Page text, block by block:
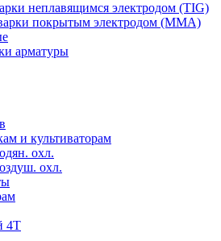
неплавящимся электродом (TIG)
покрытым электродом (MMA)
арматуры
и культиваторам
охл.
охл.
4Т